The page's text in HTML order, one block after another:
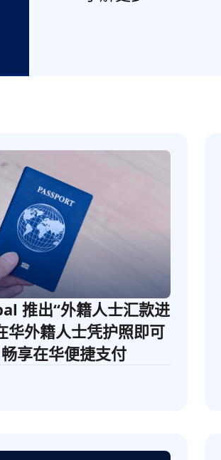
推出“外籍人士汇款进
华外籍人士凭护照即可
享在华便捷支付